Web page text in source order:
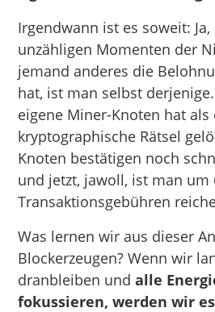
Irgendwann ist es soweit:
unzähligen Momenten der
jemand anderes die
hat, ist man selbst
eigene Miner-Knoten hat als
kryptographische Rätsel
Knoten bestätigen noch
und jetzt, jawoll, ist man um
Transaktionsgebühren
Was lernen wir aus dieser
Blockerzeugen? Wenn wir
dranbleiben undalle
fokussieren, werden wir